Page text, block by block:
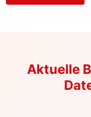
Aktuelle